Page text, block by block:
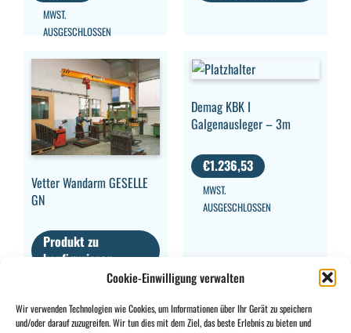
Cookie-Einwilligung verwalten
Wir verwenden Technologien wie Cookies, um Informationen über Ihr Gerät zu speichern
und/oder darauf zuzugreifen. Wir tun dies mit dem Ziel, das beste Erlebnis zu bieten und
MWST.
AUSGESCHLOSSEN
Vetter Wandarm GESELLE
GN
Produkt zu
konfigurieren
Demag KBK I
Galgenausleger – 3m
€1.236,53
MWST.
AUSGESCHLOSSEN